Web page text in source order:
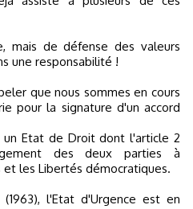
mais de défense des valeurs
une responsabilité !
que nous sommes en cours
pour la signature d'un accord
un Etat de Droit dont l'article 2
des deux parties à
les Libertés démocratiques.
l'Etat d'Urgence est en